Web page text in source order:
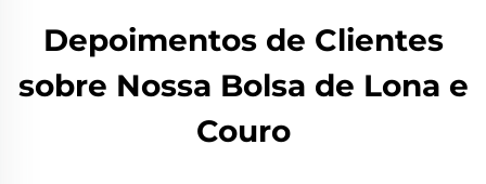
Depoimentos de Clientes
sobre Nossa Bolsa de Lona e
Couro